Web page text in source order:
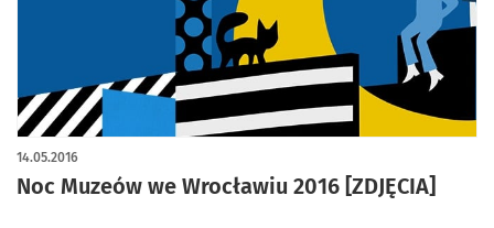
Noc Muzeów we Wrocławiu 2016 [ZDJĘCIA]
14.05.2016